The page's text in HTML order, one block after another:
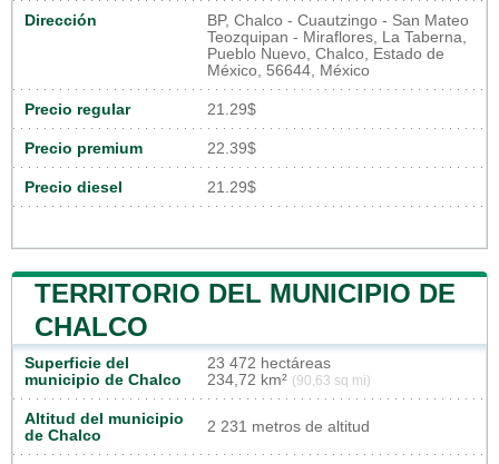
Dirección
BP, Chalco - Cuautzingo - San Mateo
Teozquipan - Miraflores, La Taberna,
Pueblo Nuevo, Chalco, Estado de
México, 56644, México
Precio regular 21.29$
Precio premium 22.39$
Precio diesel 21.29$
TERRITORIO DEL MUNICIPIO DE
CHALCO
Superficie del
municipio de Chalco
23 472 hectáreas
234,72 km² (90,63 sq mi)
Altitud del municipio
de Chalco
2 231 metros de altitud